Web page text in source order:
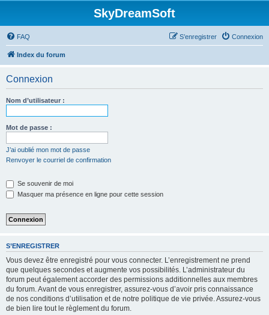
SkyDreamSoft
FAQ Connexion
S’enregistrer
Index du forum
Connexion
Nom d’utilisateur :
Mot de passe :
J’ai oublié mon mot de passe
Renvoyer le courriel de confirmation
Se souvenir de moi
Masquer ma présence en ligne pour cette session
S’ENREGISTRER
Vous devez être enregistré pour vous connecter. L’enregistrement ne prend
que quelques secondes et augmente vos possibilités. L’administrateur du
forum peut également accorder des permissions additionnelles aux membres
du forum. Avant de vous enregistrer, assurez-vous d’avoir pris connaissance
de nos conditions d’utilisation et de notre politique de vie privée. Assurez-vous
de bien lire tout le règlement du forum.